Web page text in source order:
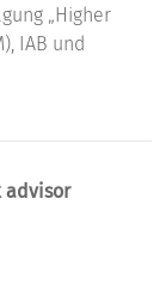
„Higher
IAB und
advisor